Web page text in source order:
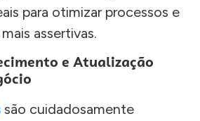
para otimizar processos e
assertivas.
e Atualização
são cuidadosamente